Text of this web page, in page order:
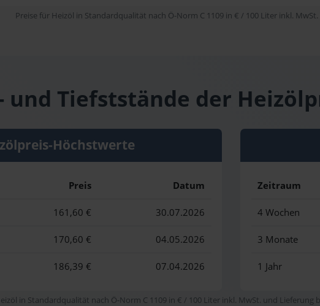
Preise für Heizöl in Standardqualität nach Ö-Norm C 1109 in € / 100 Liter inkl.
und Tiefststände der
Höchstwerte
Preis Datum
161,60 € 30.07.2026
170,60 € 04.05.2026
186,39 € 07.04.2026
Zeitraum
4 Wochen
3 Monate
1 Jahr
in Standardqualität nach Ö-Norm C 1109 in € / 100 Liter inkl. MwSt. und Lieferung